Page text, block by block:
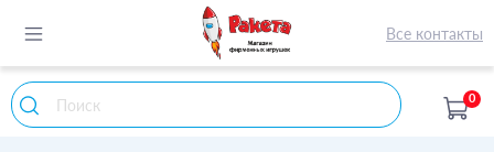
Все контакты
0